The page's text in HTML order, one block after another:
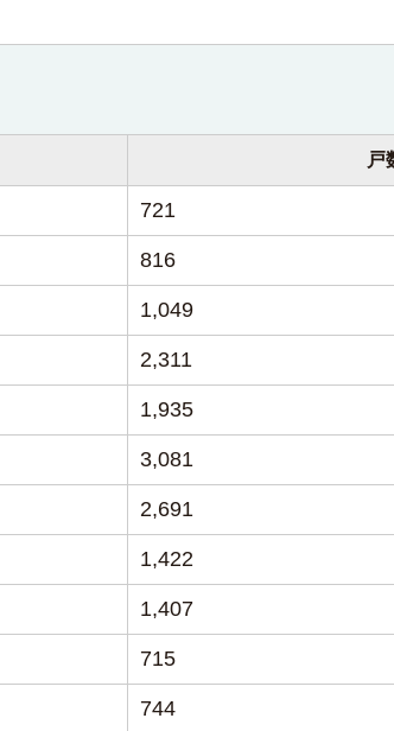
戸
721
816
1,049
2,311
1,935
3,081
2,691
1,422
1,407
715
744